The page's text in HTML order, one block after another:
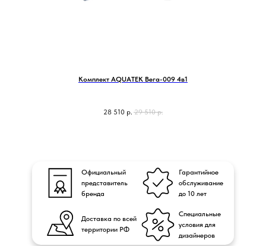
Комплект AQUATEK Вега-009 4в1
28 510 р. 29 510 р.
Официальный
представитель
бренда
Доставка по всей
территории РФ
Гарантийное
обслуживание
до 10 лет
Специальные
условия для
дизайнеров